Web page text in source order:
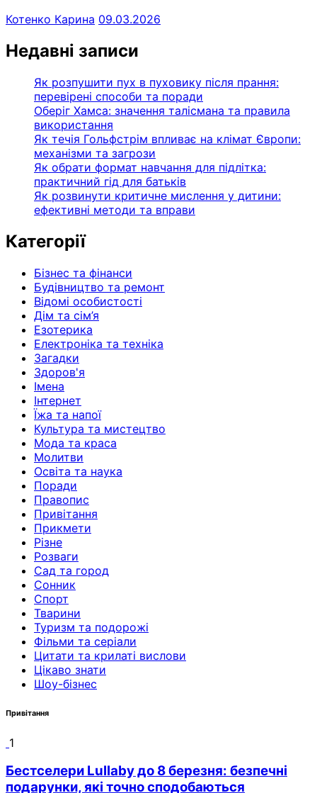
Котенко Карина 09.03.2026
Недавні записи
Як розпушити пух в пуховику після прання:
перевірені способи та поради
Оберіг Хамса: значення талісмана та правила
використання
Як течія Гольфстрім впливає на клімат Європи:
механізми та загрози
Як обрати формат навчання для підлітка:
практичний гід для батьків
Як розвинути критичне мислення у дитини:
ефективні методи та вправи
Категорії
Бізнес та фінанси
Будівництво та ремонт
Відомі особистості
Дім та сім’я
Езотерика
Електроніка та техніка
Загадки
Здоров'я
Імена
Інтернет
Їжа та напої
Культура та мистецтво
Мода та краса
Молитви
Освіта та наука
Поради
Правопис
Привітання
Прикмети
Різне
Розваги
Сад та город
Сонник
Спорт
Тварини
Туризм та подорожі
Фільми та серіали
Цитати та крилаті вислови
Цікаво знати
Шоу-бізнес
Привітання
1
Бестселери Lullaby до 8 березня: безпечні
подарунки, які точно сподобаються